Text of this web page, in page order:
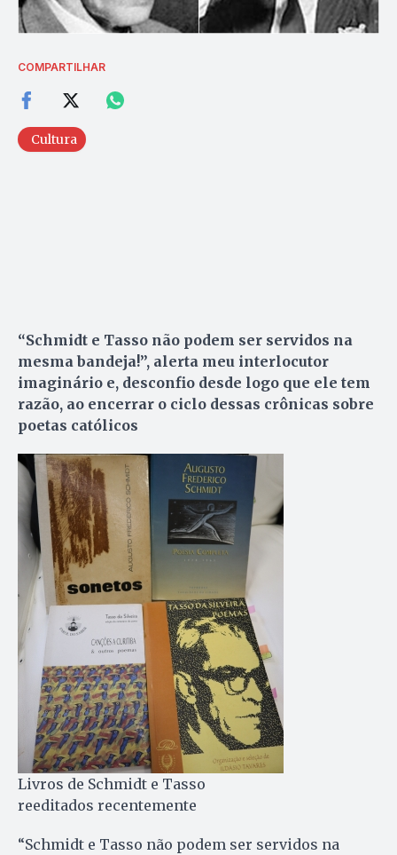
COMPARTILHAR
Cultura
“Schmidt e Tasso não podem ser servidos na
mesma bandeja!”, alerta meu interlocutor
imaginário e, desconfio desde logo que ele tem
razão, ao encerrar o ciclo dessas crônicas sobre
poetas católicos
Livros de Schmidt e Tasso
reeditados recentemente
“Schmidt e Tasso não podem ser servidos na